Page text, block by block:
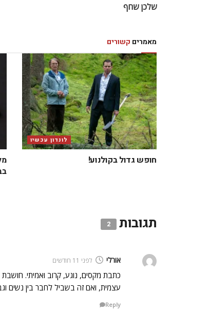
שלכן שחף
מאמרים קשורים
לונדון עכשיו
חופש גדול בקולנוע!
תגובות 2
אורלי לפני 11 חודשים
כתבת מקסים, נוגע, קרוב ואמיתי.
עצמית, ואם זה בשביל לחבר בין נשים
Reply